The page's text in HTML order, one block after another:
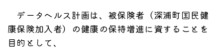
データヘルス計画は、被保険者（深浦町国民健
康保険加入者）の健康の保持増進に資することを
目的として、